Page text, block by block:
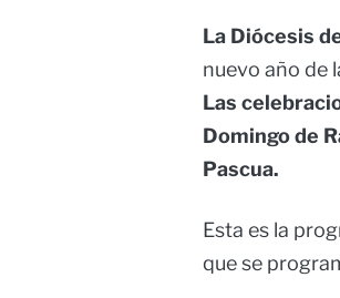
La Diócesis
nuevo año de
Las
Domingo de
Pascua.
Esta es la
que se